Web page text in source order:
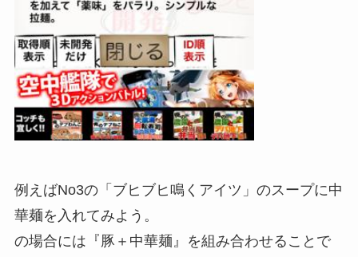
例えばNo3の「ブヒブヒ鳴くアイツ」のスープに中
華麺を入れてみよう。
の場合には『豚＋中華麺』を組み合わせることで